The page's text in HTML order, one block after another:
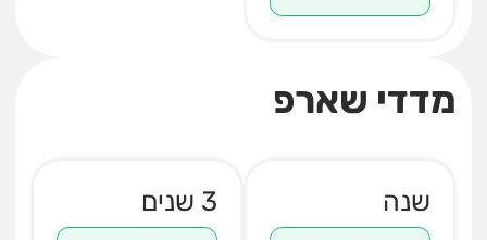
מדדי שארפ
שנה
3 שנים